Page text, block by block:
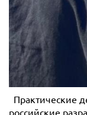
Практические
российские